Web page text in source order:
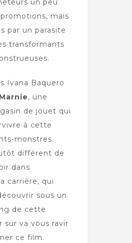
un peu
mais
par un parasite
transformants
Ivana Baquero
Marnie, une
de jouet qui
à cette
monstres.
différent de
dans
carrière, qui
sous un
de cette
sur va vous ravir
ce film.